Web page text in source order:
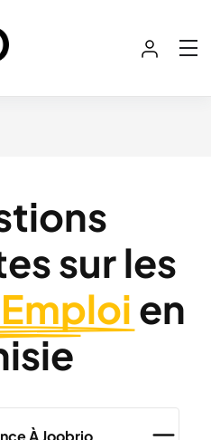
sur les
en
À Joobrio